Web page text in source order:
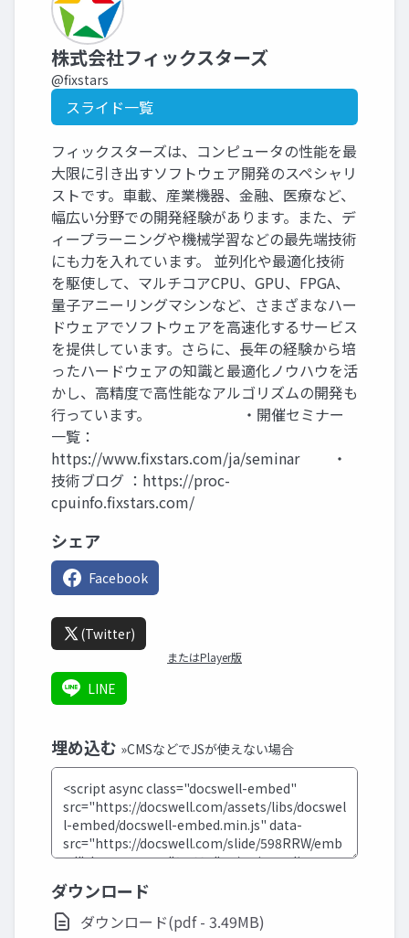
株式会社フィックスターズ
@fixstars
スライド一覧
フィックスターズは、コンピュータの性能を最
大限に引き出すソフトウェア開発のスペシャリ
ストです。車載、産業機器、金融、医療など、
幅広い分野での開発経験があります。また、デ
ィープラーニングや機械学習などの最先端技術
にも力を入れています。 並列化や最適化技術
を駆使して、マルチコアCPU、GPU、FPGA、
量子アニーリングマシンなど、さまざまなハー
ドウェアでソフトウェアを高速化するサービス
を提供しています。さらに、長年の経験から培
ったハードウェアの知識と最適化ノウハウを活
かし、高精度で高性能なアルゴリズムの開発も
行っています。 ・開催セミナー
一覧：
https://www.fixstars.com/ja/seminar ・
技術ブログ ：https://proc-
cpuinfo.fixstars.com/
シェア
Facebook
(Twitter)
またはPlayer版
LINE
埋め込む »CMSなどでJSが使えない場合
ダウンロード
ダウンロード(pdf - 3.49MB)